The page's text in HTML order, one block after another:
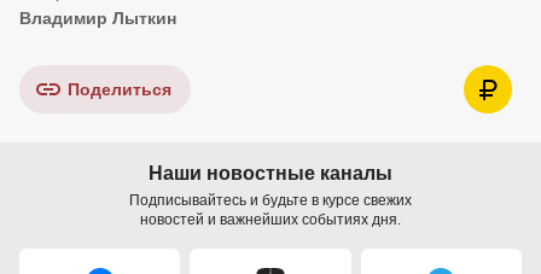
Владимир Лыткин
Поделиться
Наши новостные каналы
Подписывайтесь и будьте в курсе свежих
новостей и важнейших событиях дня.